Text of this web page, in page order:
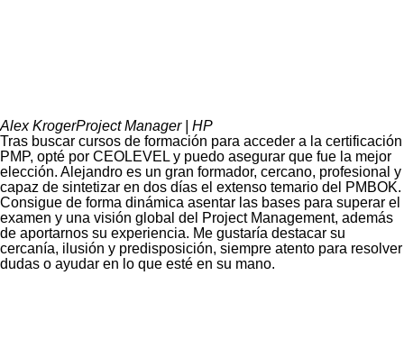
Alex KrogerProject Manager | HP
Tras buscar cursos de formación para acceder a la certificación
PMP, opté por CEOLEVEL y puedo asegurar que fue la mejor
elección. Alejandro es un gran formador, cercano, profesional y
capaz de sintetizar en dos días el extenso temario del PMBOK.
Consigue de forma dinámica asentar las bases para superar el
examen y una visión global del Project Management, además
de aportarnos su experiencia. Me gustaría destacar su
cercanía, ilusión y predisposición, siempre atento para resolver
dudas o ayudar en lo que esté en su mano.